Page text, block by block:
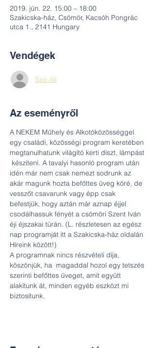
2019. jún. 22. 15:00 – 18:00
Szakicska-ház, Csömör, Kacsóh Pongrác
utca 1., 2141 Hungary
Vendégek
See All
Az eseményről
A NEKEM Műhely és Alkotóközösséggel
egy családi, közösségi program keretében
megtanulhatunk világító kerti díszt, lámpást
készíteni. A tavalyi hasonló program után
idén már nem csak nemezt sodrunk az
akár magunk hozta befőttes üveg köré, de
vesszőt csavarunk vagy épp csak
befestjük, hogy aztán már aznap éjjel
csodálhassuk fényét a csömöri Szent Iván
éji éjszakai túrán. (L. részletesen az egész
nap programját itt a Szakicska-ház oldalán
Híreink között!)
A programnak nincs részvételi díja,
köszönjük, ha  magaddal hozol egy tetszés
szerinti befőttes üveget, amit együtt
alakítunk át, minden egyéb eszközt mi
biztosítunk.